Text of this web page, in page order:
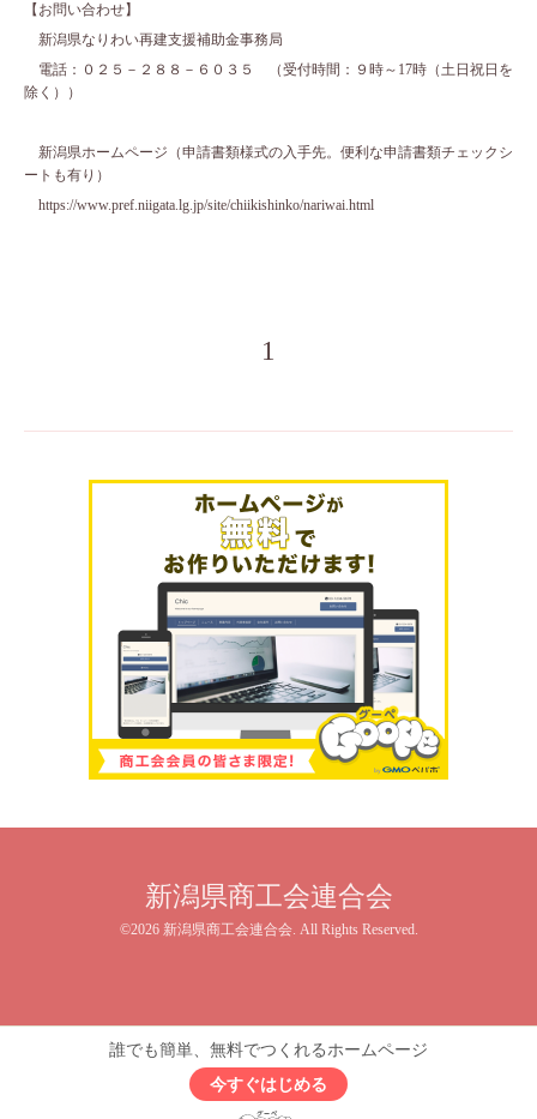
【お問い合わせ】
新潟県なりわい再建支援補助金事務局
電話：０２５－２８８－６０３５ （受付時間：９時～17時（土日祝日を
除く））
新潟県ホームページ（申請書類様式の入手先。便利な申請書類チェックシ
ートも有り）
https://www.pref.niigata.lg.jp/site/chiikishinko/nariwai.html
1
新潟県商工会連合会
©2026 新潟県商工会連合会. All Rights Reserved.
誰でも簡単、無料でつくれるホームページ
今すぐはじめる